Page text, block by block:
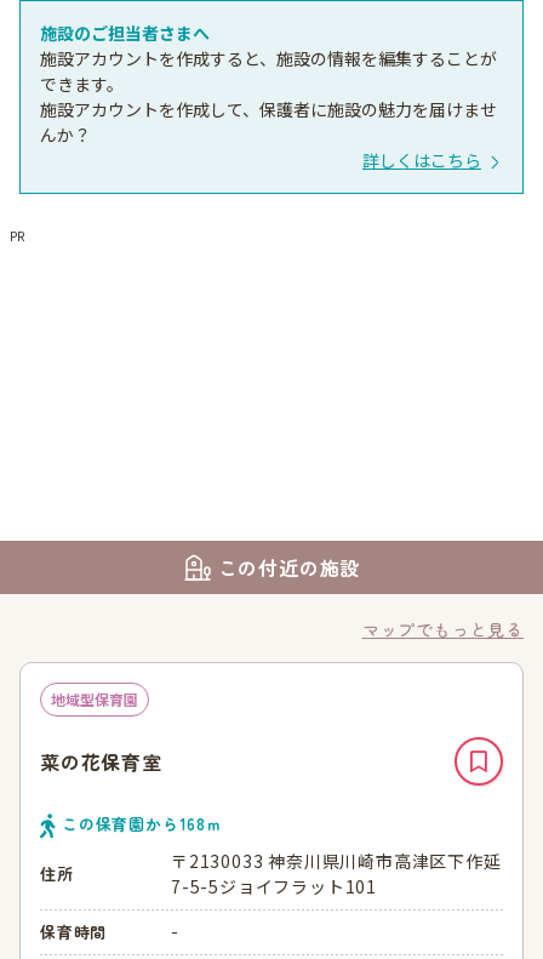
施設のご担当者さまへ
施設アカウントを作成すると、施設の情報を編集することが
できます。
施設アカウントを作成して、保護者に施設の魅力を届けませ
んか？
詳しくはこちら
PR
この付近の施設
マップでもっと見る
地域型保育園
菜の花保育室
この保育園から168ｍ
住所
〒2130033 神奈川県川崎市高津区下作延
7-5-5ジョイフラット101
保育時間 -